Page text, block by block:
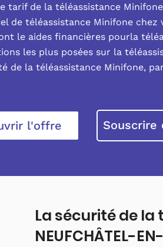
tarif de la téléassistance
de téléassistance Minifone chez
le aides financières pourla
les plus posées sur la
de la téléassistance Minifone,
l'offre Souscrire
La sécurité de
NEUFCHÂTEL-